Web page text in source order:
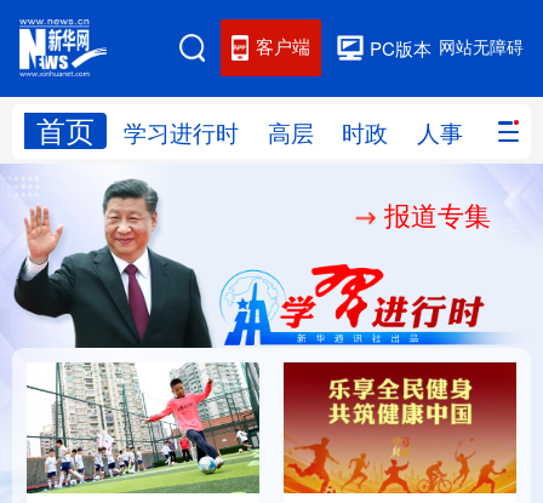
网站无障碍
PC版本
客户端
首页 学习进行时 高层 时政 人事 国际
网站地图
学习进行时 人事
国际 财经 网评
思客智库 全球连线 教育
科技 科创 量子 体育
文化 书画 健康 军事
报道专集